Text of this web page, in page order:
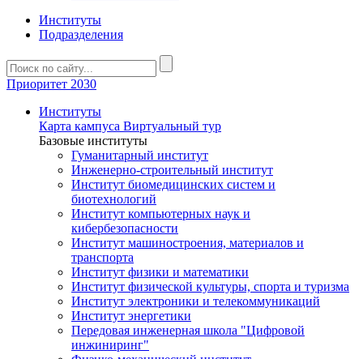
Институты
Подразделения
Приоритет 2030
Институты
Карта кампуса Виртуальный тур
Базовые институты
Гуманитарный институт
Инженерно-строительный институт
Институт биомедицинских систем и
биотехнологий
Институт компьютерных наук и
кибербезопасности
Институт машиностроения, материалов и
транспорта
Институт физики и математики
Институт физической культуры, спорта и туризма
Институт электроники и телекоммуникаций
Институт энергетики
Передовая инженерная школа "Цифровой
инжиниринг"